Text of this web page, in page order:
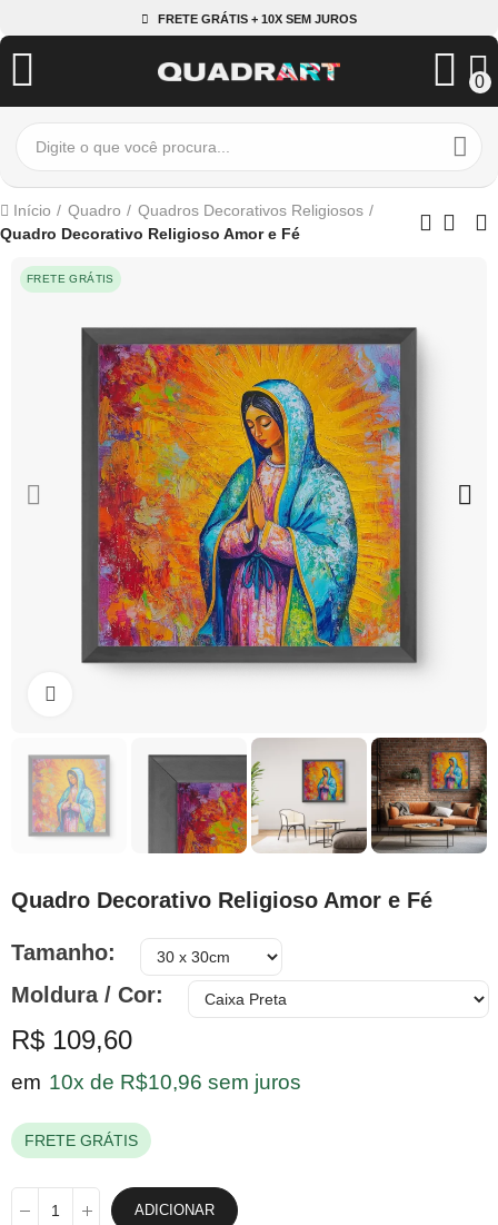
FRETE GRÁTIS + 10X SEM JUROS
0
Início Quadro
Quadros Decorativos Religiosos
Quadro Decorativo Religioso Amor e Fé
FRETE GRÁTIS
Quadro Decorativo Religioso Amor e Fé
Tamanho
Moldura / Cor
R$ 109,60
em 10x de R$10,96 sem juros
FRETE GRÁTIS
ADICIONAR